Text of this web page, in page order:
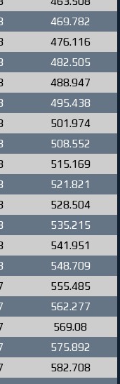
469.782
476.116
482.505
488.947
495.438
501.974
508.552
515.169
521.821
528.504
535.215
541.951
548.709
555.485
562.277
569.08
575.892
582.708